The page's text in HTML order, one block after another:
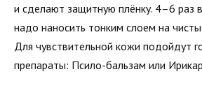
и сделают защитную плёнку. 4–6 раз
надо наносить тонким слоем на
Для чувствительной кожи подойдут
препараты: Псило-бальзам или